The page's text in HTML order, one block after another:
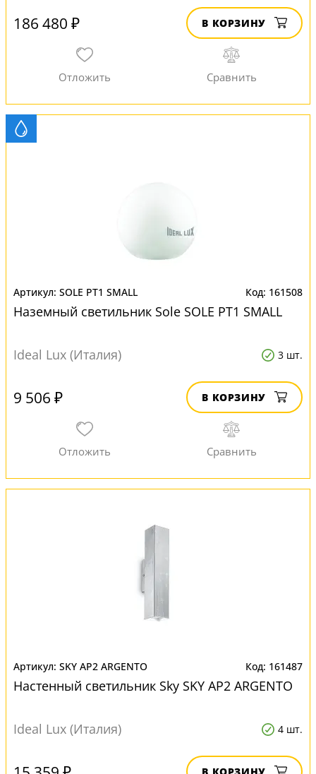
186 480 ₽ В КОРЗИНУ
SOLE PT1 SMALL 161508
Наземный светильник Sole SOLE PT1 SMALL
Ideal Lux (Италия) 3 шт.
9 506 ₽ В КОРЗИНУ
SKY AP2 ARGENTO 161487
Настенный светильник Sky SKY AP2 ARGENTO
Ideal Lux (Италия) 4 шт.